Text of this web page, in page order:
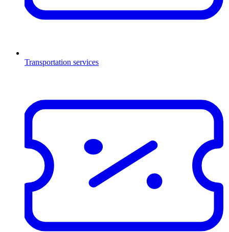
Transportation services